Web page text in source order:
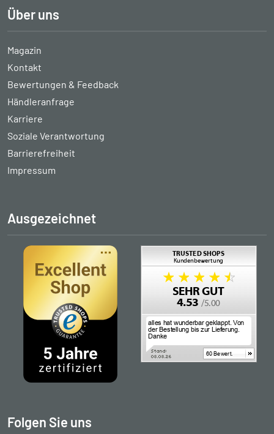
Über uns
Magazin
Kontakt
Bewertungen & Feedback
Händleranfrage
Karriere
Soziale Verantwortung
Barrierefreiheit
Impressum
Ausgezeichnet
Folgen Sie uns